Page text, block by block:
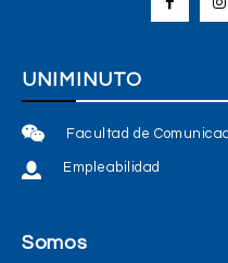
UNIMINUTO
Facultad de
Empleabilidad
Somos